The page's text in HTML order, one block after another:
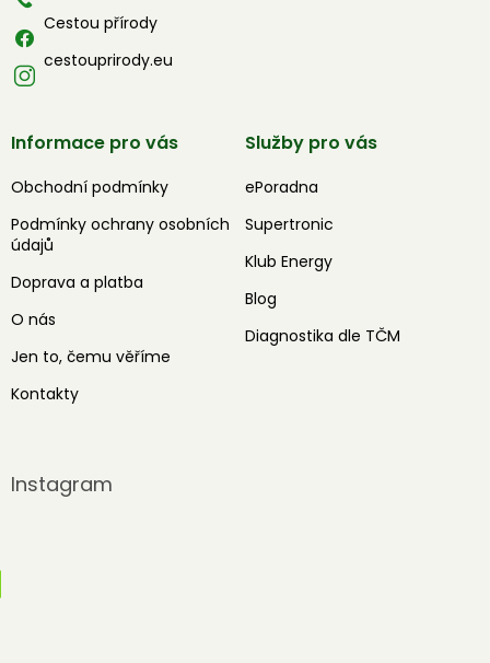
Cestou přírody
cestouprirody.eu
Informace pro vás
Obchodní podmínky
Podmínky ochrany osobních
údajů
Doprava a platba
O nás
Jen to, čemu věříme
Kontakty
Služby pro vás
ePoradna
Supertronic
Klub Energy
Blog
Diagnostika dle TČM
Instagram